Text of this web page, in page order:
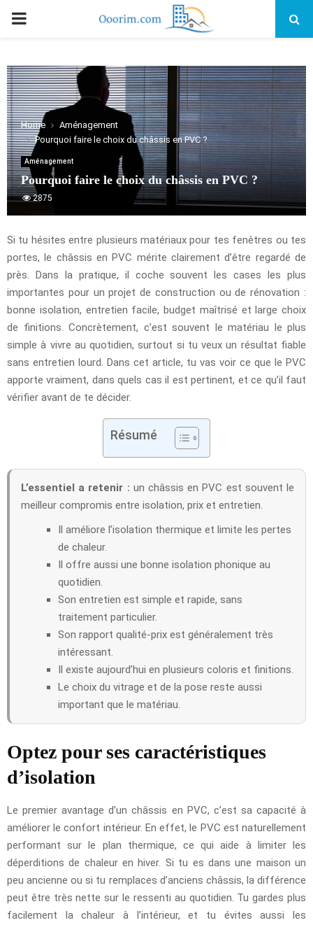
PRIMARY
Home
Aménagement
Pourquoi faire le choix du châssis en PVC ?
Aménagement
Pourquoi faire le choix du châssis en PVC ?
2875
Si tu hésites entre plusieurs matériaux pour tes fenêtres ou tes
portes, le châssis en PVC mérite clairement d’être regardé de
près. Dans la pratique, il coche souvent les cases les plus
importantes pour un projet de construction ou de rénovation :
bonne isolation, entretien facile, budget maîtrisé et large choix
de finitions. Concrètement, c’est souvent le matériau le plus
simple à vivre au quotidien, surtout si tu veux un résultat fiable
sans entretien lourd. Dans cet article, tu vas voir ce que le PVC
apporte vraiment, dans quels cas il est pertinent, et ce qu’il faut
vérifier avant de te décider.
Résumé
L’essentiel a retenir : un châssis en PVC est souvent le
meilleur compromis entre isolation, prix et entretien.
Il améliore l’isolation thermique et limite les pertes
de chaleur.
Il offre aussi une bonne isolation phonique au
quotidien.
Son entretien est simple et rapide, sans
traitement particulier.
Son rapport qualité-prix est généralement très
intéressant.
Il existe aujourd’hui en plusieurs coloris et finitions.
Le choix du vitrage et de la pose reste aussi
important que le matériau.
Optez pour ses caractéristiques
d’isolation
Le premier avantage d’un châssis en PVC, c’est sa capacité à
améliorer le confort intérieur. En effet, le PVC est naturellement
performant sur le plan thermique, ce qui aide à limiter les
déperditions de chaleur en hiver. Si tu es dans une maison un
peu ancienne ou si tu remplaces d’anciens châssis, la différence
peut être très nette sur le ressenti au quotidien. Tu gardes plus
facilement la chaleur à l’intérieur, et tu évites aussi les